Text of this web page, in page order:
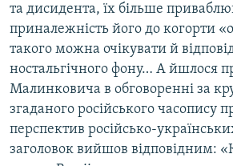
та дисидента, їх більше
приналежність його до когорти
такого можна очікувати й
ностальгічного фону… А йшлося
Малинковича в обговоренні за
згаданого російського часопису
перспектив російсько-
заголовок вийшов відповідним: